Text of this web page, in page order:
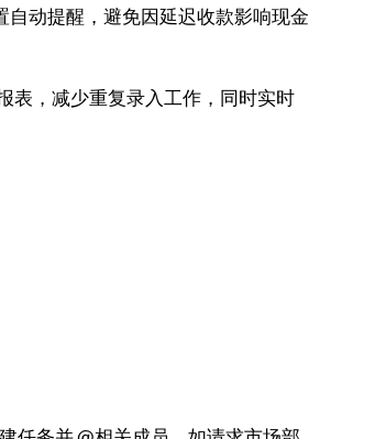
动提醒，避免因延迟收款影响现金
表，减少重复录入工作，同时实时